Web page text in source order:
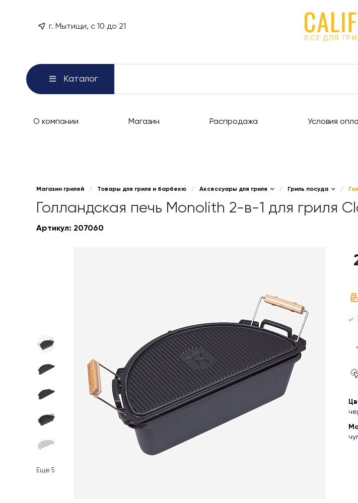
г. Мытищи, с 10 до 21
ВСЕ ДЛЯ
Каталог
О компании Магазин Распродажа Условия
Магазин грилей / Товары для гриля и барбекю / Аксессуары для гриля / Гриль посуда /
Голландская печь Monolith 2-в-1 для гриля
Артикул: 207060
Еще 5